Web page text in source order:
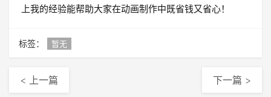
上我的经验能帮助大家在动画制作中既省钱又省心！
标签： 暂无
< 上一篇 下一篇 >